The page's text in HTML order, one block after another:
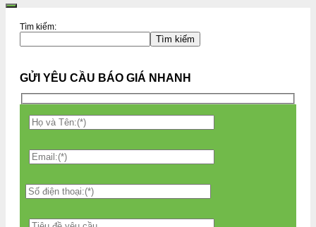
Tìm kiếm:
Tìm kiếm
GỬI YÊU CẦU BÁO GIÁ NHANH